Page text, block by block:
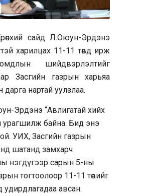
сайд Л.Оюун-Эрдэнэ
харилцах 11-11 төвд ирж
шийдвэрлэлтийг
Засгийн газрын харьяа
дарга нартай уулзлаа.
Эрдэнэ “Авлигатай хийх
урагшилж байна. Бид энэ
УИХ, Засгийн газрын
шатанд замхарч
нэгдүгээр сарын 5-ны
тогтоолоор 11-11 төвийг
удирдлагадаа авсан.